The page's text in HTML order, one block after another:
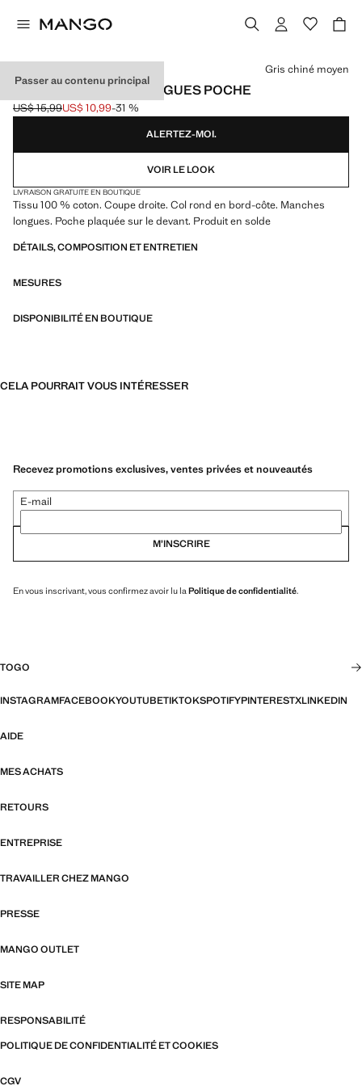
Passer au contenu principal
T-SHIRT MANCHES LONGUES POCHE
Prix initial barré [US$ 15,99 ]
US$ 15,99
Prix actuel [US$ 10,99 ]
US$ 10,99-31 %
Choisissez une couleur
Gris chiné moyen
ALERTEZ-MOI.
VOIR LE LOOK
LIVRAISON GRATUITE EN BOUTIQUE
Tissu 100 % coton. Coupe droite. Col rond en bord-côte. Manches
longues. Poche plaquée sur le devant. Produit en solde
DÉTAILS, COMPOSITION ET ENTRETIEN
MESURES
DISPONIBILITÉ EN BOUTIQUE
CELA POURRAIT VOUS INTÉRESSER
Recevez promotions exclusives, ventes privées et nouveautés
E-mail
M’INSCRIRE
En vous inscrivant, vous confirmez avoir lu la Politique de confidentialité.
TOGO
INSTAGRAMFACEBOOKYOUTUBETIKTOKSPOTIFYPINTERESTXLINKEDIN
AIDE
MES ACHATS
RETOURS
ENTREPRISE
TRAVAILLER CHEZ MANGO
PRESSE
MANGO OUTLET
SITE MAP
RESPONSABILITÉ
POLITIQUE DE CONFIDENTIALITÉ ET COOKIES
CGV